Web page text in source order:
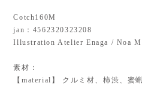
Cotch160M
jan：4562320323208
Illustration Atelier Enaga / Noa
素材：
【material】 クルミ材、柿渋、蜜